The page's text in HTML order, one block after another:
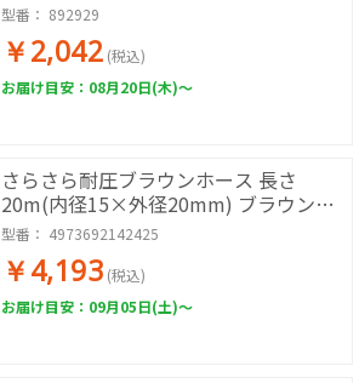
型番： 892929
￥2,042 (税込)
お届け目安：08月20日(木)～
さらさら耐圧ブラウンホース 長さ
20m(内径15×外径20mm) ブラウン
SSB-1520L20BR
型番： 4973692142425
￥4,193 (税込)
お届け目安：09月05日(土)～